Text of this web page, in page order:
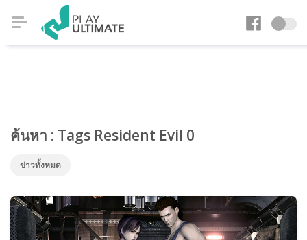
ค้นหา : Tags Resident Evil 0
ข่าวทั้งหมด